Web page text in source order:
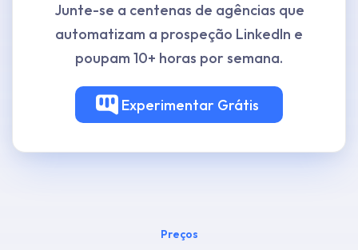
Junte-se a centenas de agências que
automatizam a prospeção LinkedIn e
poupam 10+ horas por semana.
Experimentar Grátis
Preços